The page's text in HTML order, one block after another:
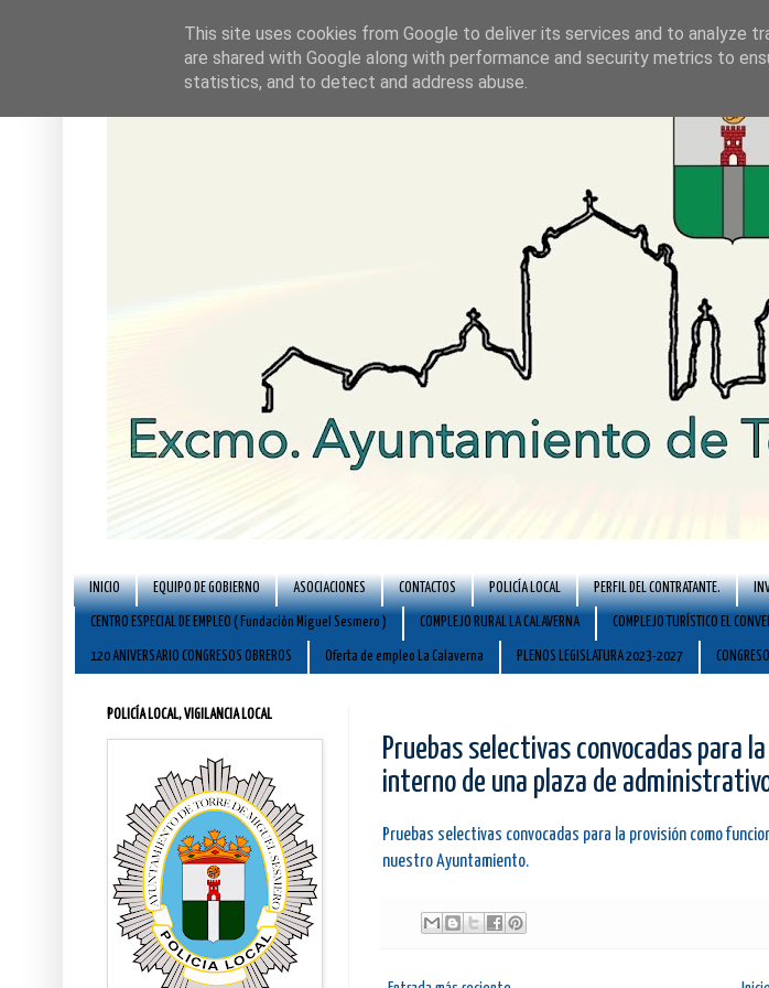
INICIO EQUIPO DE GOBIERNO ASOCIACIONES CONTACTOS POLICÍA LOCAL PERFIL DEL CONTRATANTE.
CENTRO ESPECIAL DE EMPLEO ( Fundación Miguel Sesmero ) COMPLEJO RURAL LA CALAVERNA COMPLEJO TURÍSTICO EL
120 ANIVERSARIO CONGRESOS OBREROS Oferta de empleo La Calaverna PLENOS LEGISLATURA 2023-2027
Pruebas selectivas convocadas para
interno de una plaza de
Pruebas selectivas convocadas para la provisión como
nuestro Ayuntamiento.
POLICÍA LOCAL, VIGILANCIA LOCAL
This site uses cookies from Google to deliver its services and to analyze
are shared with Google along with performance and security metrics to
statistics, and to detect and address abuse.